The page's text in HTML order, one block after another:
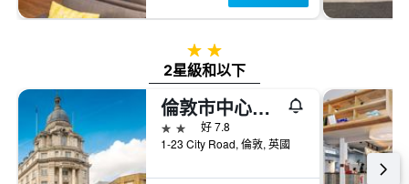
2星級
2星級和以下
倫敦市中心城市路酒店旅遊旅館 - 倫敦
2星級
好 7.8
1-23 City Road, 倫敦, 英國